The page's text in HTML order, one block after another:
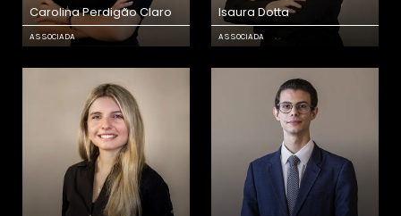
Carolina Perdigão Claro
ASSOCIADA
Isaura Dotta
ASSOCIADA